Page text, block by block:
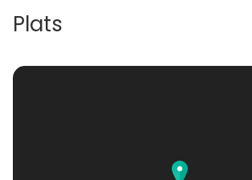
Plats